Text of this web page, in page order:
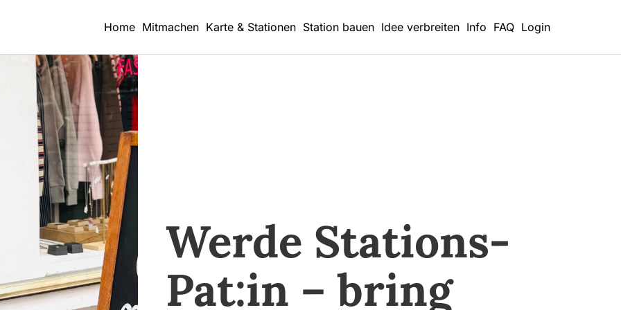
Home Mitmachen Karte & Stationen Station bauen Idee verbreiten Info FAQ Login
Werde Stations-
Pat:in – bring